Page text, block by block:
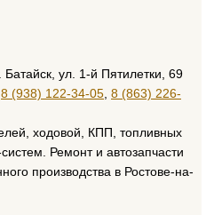
Батайск, ул. 1-й Пятилетки, 69
8 (938) 122-34-05 8 (863) 226-
ходовой, КПП, топливных
Ремонт и автозапчасти
производства в Ростове-на-